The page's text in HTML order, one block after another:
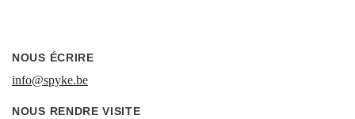
NOUS ÉCRIRE
info@spyke.be
NOUS RENDRE VISITE